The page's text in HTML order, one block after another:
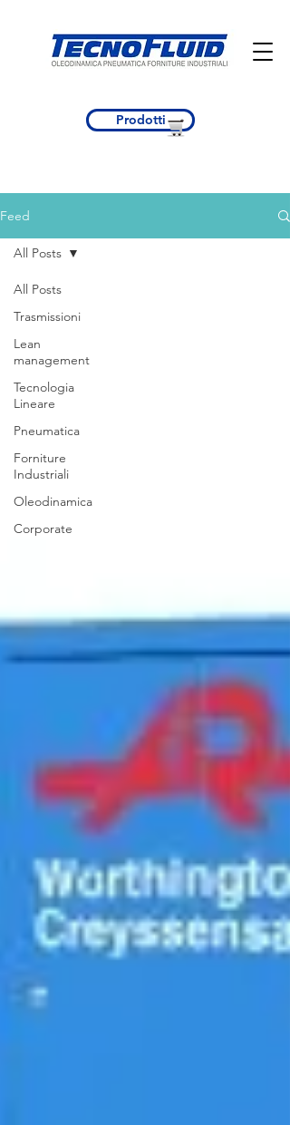
Prodotti
Feed
All Posts
Trasmissioni
Lean
management
Tecnologia
Lineare
Pneumatica
Forniture
Industriali
Oleodinamica
Corporate
All Posts